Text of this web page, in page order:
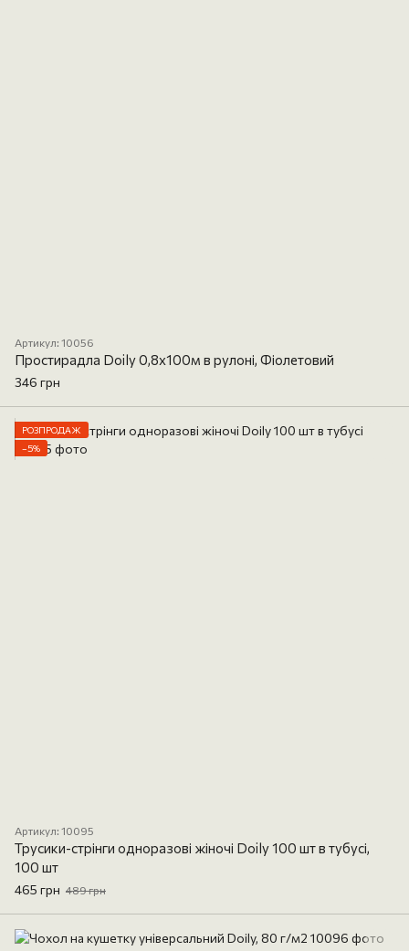
Артикул: 10056
Простирадла Doily 0,8х100м в рулоні, Фіолетовий
346 грн
РОЗПРОДАЖ
−5%
Артикул: 10095
Трусики-стрінги одноразові жіночі Doily 100 шт в тубусі,
100 шт
465 грн 489 грн